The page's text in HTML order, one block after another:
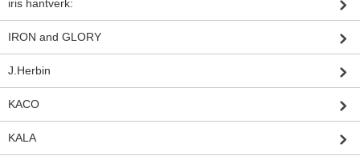
iris hantverk:
IRON and GLORY
J.Herbin
KACO
KALA